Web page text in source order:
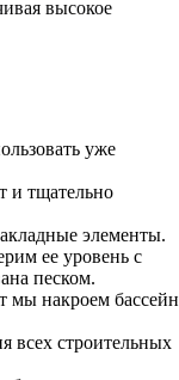
высокое
уже
и тщательно
элементы.
ее уровень с
песком.
мы накроем бассейн
всех строительных